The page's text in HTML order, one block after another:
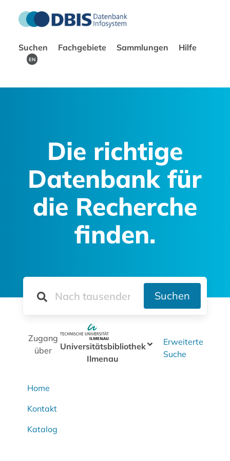
Suchen Fachgebiete Sammlungen Hilfe
EN
Die richtige
Datenbank für
die Recherche
finden.
Suchen
Zugang
über
Universitätsbibliothek
Ilmenau
Erweiterte
Suche
Home
Kontakt
Katalog